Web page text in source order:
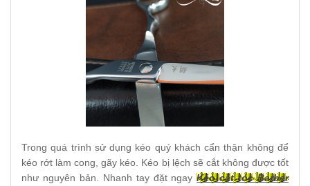
Trong quá trình sử dụng kéo quý khách cẩn thận không để
kéo rớt làm cong, gãy kéo. Kéo bị lệch sẽ cắt không được tốt
như nguyên bản. Nhanh tay đặt ngayKéo cắt tóc Barber